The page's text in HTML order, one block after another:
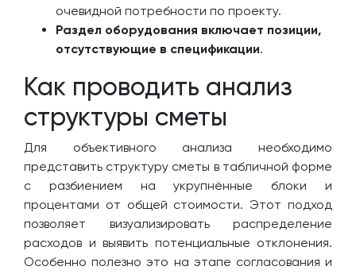
очевидной потребности по проекту.
Раздел оборудования включает позиции,
отсутствующие в спецификации.
Как проводить анализ
структуры сметы
Для объективного анализа необходимо
представить структуру сметы в табличной форме
с разбиением на укрупнённые блоки и
процентами от общей стоимости. Этот подход
позволяет визуализировать распределение
расходов и выявить потенциальные отклонения.
Особенно полезно это на этапе согласования и